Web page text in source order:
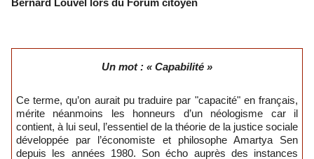
Bernard Louvel lors du Forum citoyen
Un mot : « Capabilité »
Ce terme, qu’on aurait pu traduire par "capa­cité" en français,
mérite néanmoins les honneurs d’un néologisme car il
contient, à lui seul, l’essentiel de la théorie de la justice sociale
développée par l’économiste et philosophe Amartya Sen
depuis les années 1980. Son écho auprès des instances